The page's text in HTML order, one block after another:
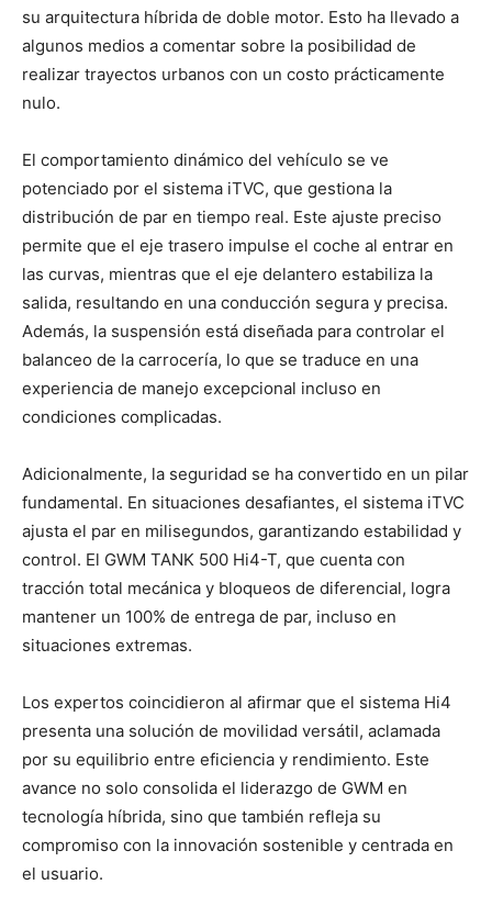
su arquitectura híbrida de doble motor. Esto ha llevado a
algunos medios a comentar sobre la posibilidad de
realizar trayectos urbanos con un costo prácticamente
nulo.
El comportamiento dinámico del vehículo se ve
potenciado por el sistema iTVC, que gestiona la
distribución de par en tiempo real. Este ajuste preciso
permite que el eje trasero impulse el coche al entrar en
las curvas, mientras que el eje delantero estabiliza la
salida, resultando en una conducción segura y precisa.
Además, la suspensión está diseñada para controlar el
balanceo de la carrocería, lo que se traduce en una
experiencia de manejo excepcional incluso en
condiciones complicadas.
Adicionalmente, la seguridad se ha convertido en un pilar
fundamental. En situaciones desafiantes, el sistema iTVC
ajusta el par en milisegundos, garantizando estabilidad y
control. El GWM TANK 500 Hi4-T, que cuenta con
tracción total mecánica y bloqueos de diferencial, logra
mantener un 100% de entrega de par, incluso en
situaciones extremas.
Los expertos coincidieron al afirmar que el sistema Hi4
presenta una solución de movilidad versátil, aclamada
por su equilibrio entre eficiencia y rendimiento. Este
avance no solo consolida el liderazgo de GWM en
tecnología híbrida, sino que también refleja su
compromiso con la innovación sostenible y centrada en
el usuario.